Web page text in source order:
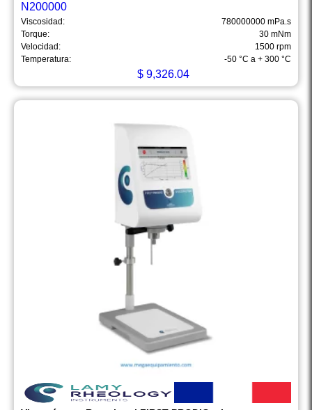
N200000
Viscosidad:
780000000 mPa.s
Torque:
30 mNm
Velocidad:
1500 rpm
Temperatura:
-50 °C a + 300 °C
$9,326.04